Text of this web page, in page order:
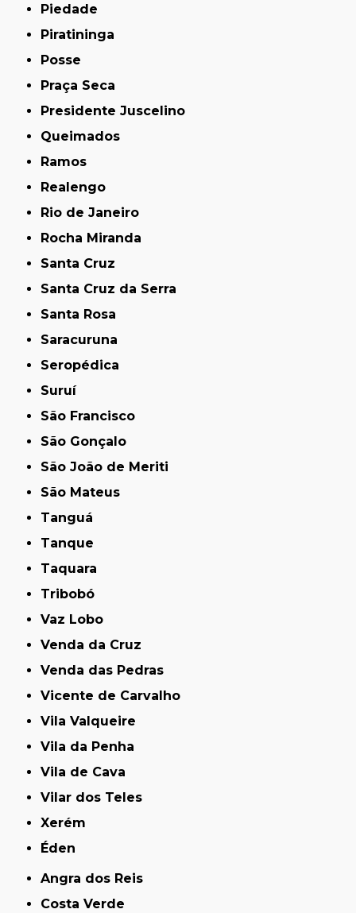
Piedade
Piratininga
Posse
Praça Seca
Presidente Juscelino
Queimados
Ramos
Realengo
Rio de Janeiro
Rocha Miranda
Santa Cruz
Santa Cruz da Serra
Santa Rosa
Saracuruna
Seropédica
Suruí
São Francisco
São Gonçalo
São João de Meriti
São Mateus
Tanguá
Tanque
Taquara
Tribobó
Vaz Lobo
Venda da Cruz
Venda das Pedras
Vicente de Carvalho
Vila Valqueire
Vila da Penha
Vila de Cava
Vilar dos Teles
Xerém
Éden
Angra dos Reis
Costa Verde